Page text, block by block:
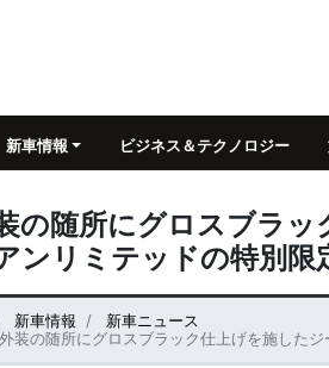
新車情報 ビジネス＆テクノロジー
の随所にグロスブラ
ンリミテッドの特別限
新車情報
新車ニュース
装の随所にグロスブラック仕上げを施した